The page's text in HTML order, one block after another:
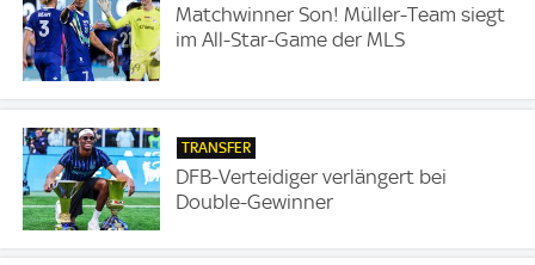
Matchwinner Son! Müller-Team siegt
im All-Star-Game der MLS
TRANSFER
DFB-Verteidiger verlängert bei
Double-Gewinner